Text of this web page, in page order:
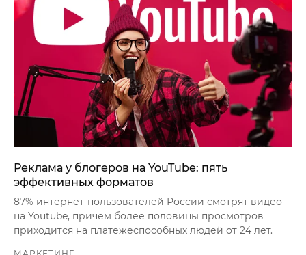
Реклама у блогеров на YouTube: пять
эффективных форматов
87% интернет-пользователей России смотрят видео
на Youtube, причем более половины просмотров
приходится на платежеспособных людей от 24 лет.